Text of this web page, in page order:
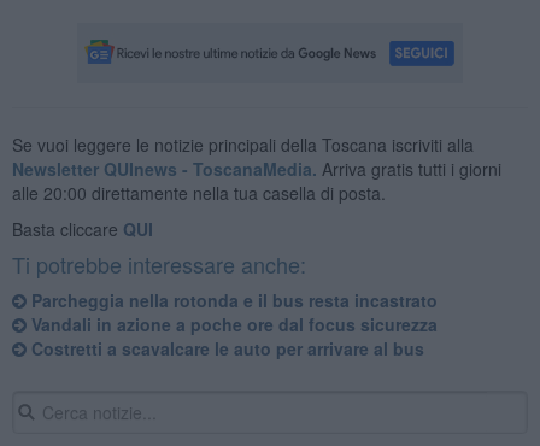
Se vuoi leggere le notizie principali della Toscana iscriviti alla
Newsletter QUInews - ToscanaMedia. Arriva gratis tutti i giorni
alle 20:00 direttamente nella tua casella di posta.
Basta cliccare QUI
Ti potrebbe interessare anche:
Parcheggia nella rotonda e il bus resta incastrato
Vandali in azione a poche ore dal focus sicurezza
Costretti a scavalcare le auto per arrivare al bus